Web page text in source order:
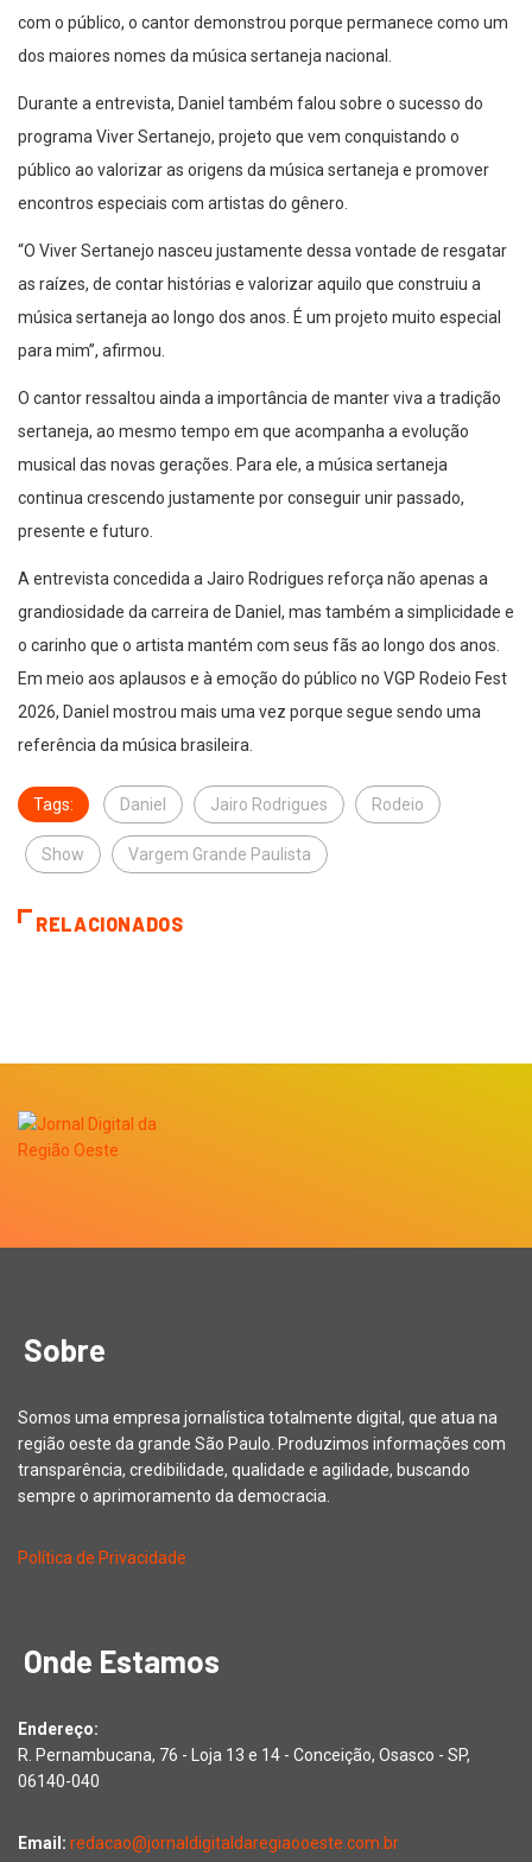
com o público, o cantor demonstrou porque permanece como um
dos maiores nomes da música sertaneja nacional.
Durante a entrevista, Daniel também falou sobre o sucesso do
programa Viver Sertanejo, projeto que vem conquistando o
público ao valorizar as origens da música sertaneja e promover
encontros especiais com artistas do gênero.
“O Viver Sertanejo nasceu justamente dessa vontade de resgatar
as raízes, de contar histórias e valorizar aquilo que construiu a
música sertaneja ao longo dos anos. É um projeto muito especial
para mim”, afirmou.
O cantor ressaltou ainda a importância de manter viva a tradição
sertaneja, ao mesmo tempo em que acompanha a evolução
musical das novas gerações. Para ele, a música sertaneja
continua crescendo justamente por conseguir unir passado,
presente e futuro.
A entrevista concedida a Jairo Rodrigues reforça não apenas a
grandiosidade da carreira de Daniel, mas também a simplicidade e
o carinho que o artista mantém com seus fãs ao longo dos anos.
Em meio aos aplausos e à emoção do público no VGP Rodeio Fest
2026, Daniel mostrou mais uma vez porque segue sendo uma
referência da música brasileira.
Tags: Daniel Jairo Rodrigues Rodeio
Show Vargem Grande Paulista
RELACIONADOS
Sobre
Somos uma empresa jornalística totalmente digital, que atua na
região oeste da grande São Paulo. Produzimos informações com
transparência, credibilidade, qualidade e agilidade, buscando
sempre o aprimoramento da democracia.
Política de Privacidade
Onde Estamos
Endereço:
R. Pernambucana, 76 - Loja 13 e 14 - Conceição, Osasco - SP,
06140-040
Email: redacao@jornaldigitaldaregiaooeste.com.br